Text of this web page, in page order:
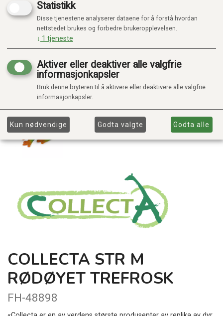
COLLECTA STR M
RØDØYET TREFROSK
FH-48898
Statistikk
Disse tjenestene analyserer dataene for å forstå hvordan
nettstedet brukes og forbedre brukeropplevelsen.
↓ 1 tjeneste
Aktiver eller deaktiver alle valgfrie
informasjonkapsler
Bruk denne bryteren til å aktivere eller deaktivere alle valgfrie
informasjonkapsler.
Kun nødvendige Godta valgte Godta alle